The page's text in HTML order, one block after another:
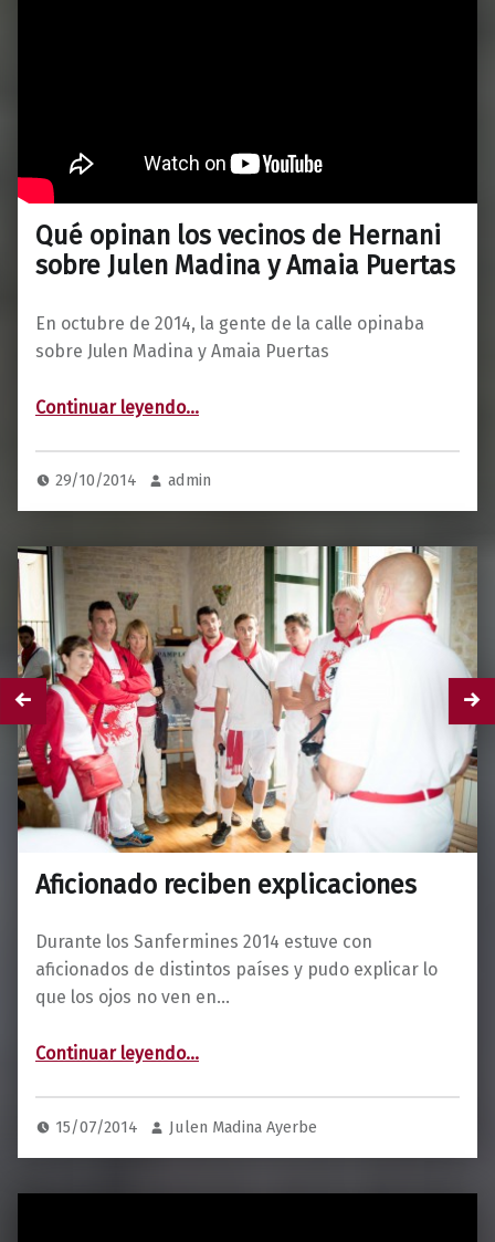
Qué opinan los vecinos de Hernani
sobre Julen Madina y Amaia Puertas
En octubre de 2014, la gente de la calle opinaba
sobre Julen Madina y Amaia Puertas
Continuar leyendo“Qué opinan los vecinos de Hernani sobre Julen Madina y Amaia Puertas”
…
29/10/2014 admin
Aficionado reciben explicaciones
Durante los Sanfermines 2014 estuve con
aficionados de distintos países y pudo explicar lo
que los ojos no ven en…
Continuar leyendo…
15/07/2014 Julen Madina Ayerbe